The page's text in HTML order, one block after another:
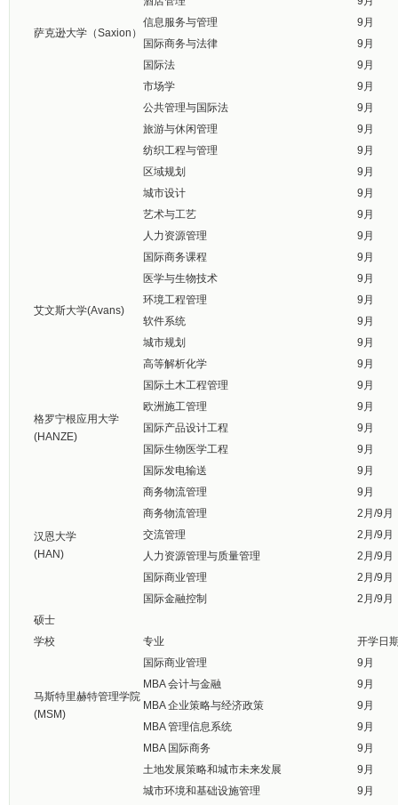
萨克逊大学（Saxion）
信息服务与管理
9月
国际商务与法律
9月
国际法
9月
市场学
9月
公共管理与国际法
9月
旅游与休闲管理
9月
纺织工程与管理
9月
区域规划
9月
城市设计
9月
艺术与工艺
9月
人力资源管理
9月
艾文斯大学(Avans)
国际商务课程
9月
医学与生物技术
9月
环境工程管理
9月
软件系统
9月
城市规划
9月
高等解析化学
9月
格罗宁根应用大学
(HANZE)
国际土木工程管理
9月
欧洲施工管理
9月
国际产品设计工程
9月
国际生物医学工程
9月
国际发电输送
9月
汉恩大学
(HAN)
商务物流管理
9月
商务物流管理
2月/9月
交流管理
2月/9月
人力资源管理与质量管理
2月/9月
国际商业管理
2月/9月
国际金融控制
2月/9月
硕士
学校
专业 开学日
马斯特里赫特管理学院
(MSM)
国际商业管理
9月
MBA 会计与金融
9月
MBA 企业策略与经济政策
9月
MBA 管理信息系统
9月
MBA 国际商务
9月
土地发展策略和城市未来发展
9月
城市环境和基础设施管理
9月